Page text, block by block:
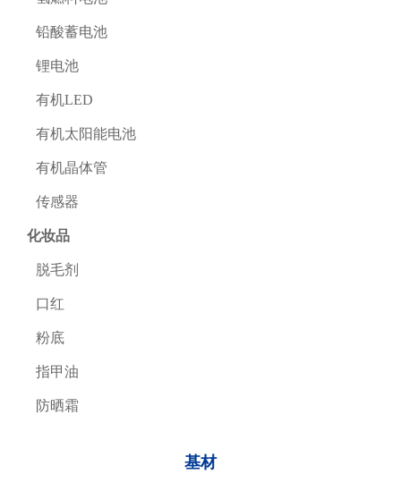
铅酸蓄电池
锂电池
有机LED
有机太阳能电池
有机晶体管
传感器
化妆品
脱毛剂
口红
粉底
指甲油
防晒霜
基材